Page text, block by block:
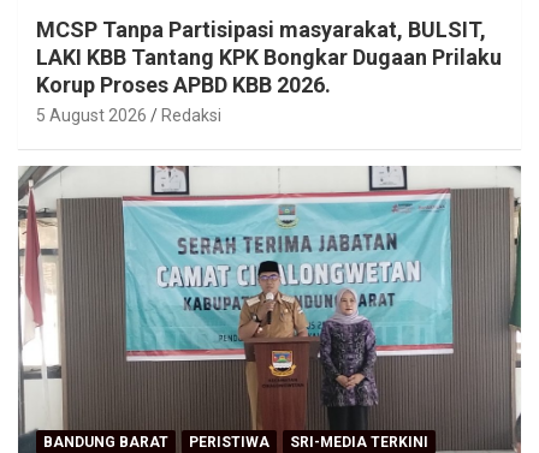
MCSP Tanpa Partisipasi masyarakat, BULSIT,
LAKI KBB Tantang KPK Bongkar Dugaan Prilaku
Korup Proses APBD KBB 2026.
5 August 2026 Redaksi
BANDUNG BARAT PERISTIWA SRI-MEDIA TERKINI